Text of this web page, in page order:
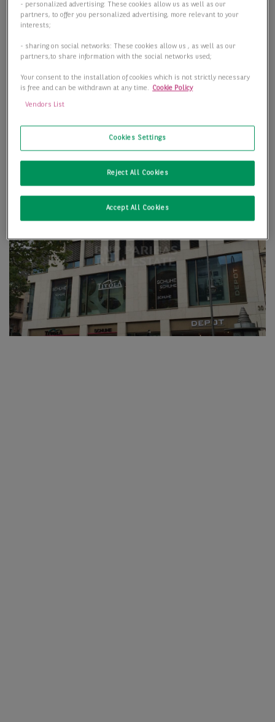
- personalized advertising: These cookies allow us as well as our
partners, to offer you personalized advertising, more relevant to your
interests;
- sharing on social networks: These cookies allow us , as well as our
partners,to share information with the social networks used;
Your consent to the installation of cookies which is not strictly necessary
is free and can be withdrawn at any time. Cookie Policy
Vendors List
Cookies Settings
Reject All Cookies
Accept All Cookies